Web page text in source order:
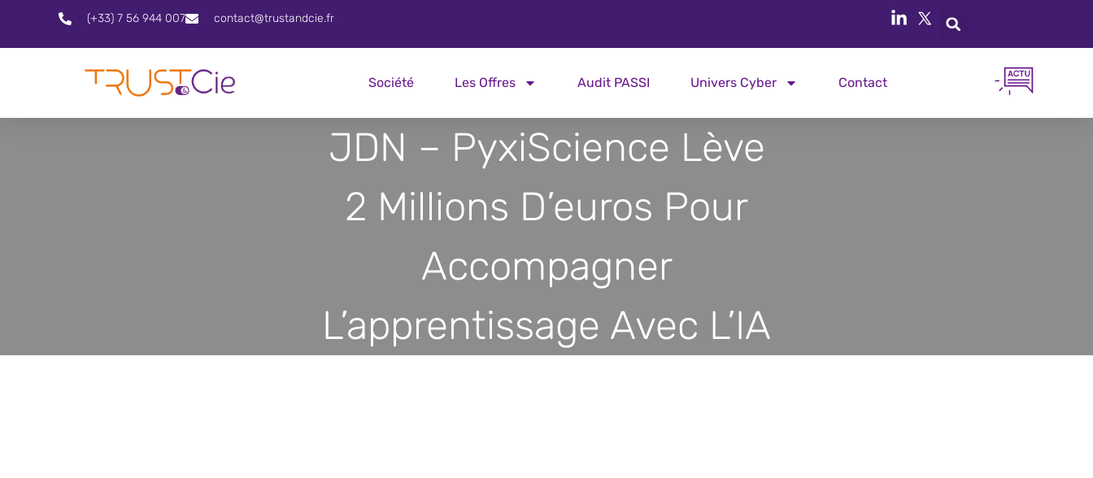
(+33) 7 56 944 007 contact@trustandcie.fr
Société Les Offres Audit PASSI Univers Cyber Contact
JDN – PyxiScience Lève
2 Millions D’euros Pour
Accompagner
L’apprentissage Avec L’IA